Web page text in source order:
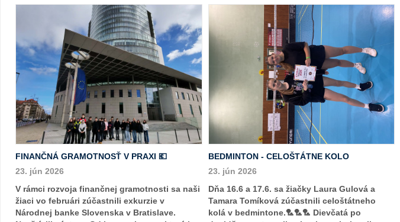
FINANČNÁ GRAMOTNOSŤ V PRAXI 💶
23. jún 2026
V rámci rozvoja finančnej gramotnosti sa naši
žiaci vo februári zúčastnili exkurzie v
Národnej banke Slovenska v Bratislave.
BEDMINTON - CELOŠTÁTNE KOLO
23. jún 2026
Dňa 16.6 a 17.6. sa žiačky Laura Gulová a
Tamara Tomíková zúčastnili celoštátneho
kolá v bedmintone.🏸🏸🏸 Dievčatá po